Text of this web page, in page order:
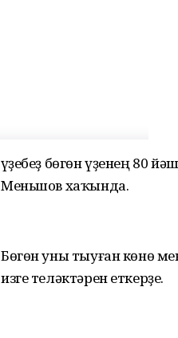
Һүҙебеҙ бөгөн үҙенең 80
Меньшов хаҡында.
Бөгөн уны тыуған көнө
изге теләктәрен еткерҙе.